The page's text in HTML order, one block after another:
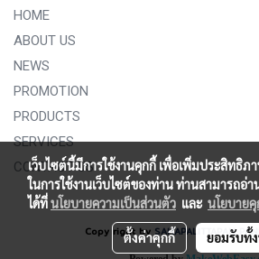
HOME
ABOUT US
NEWS
PROMOTION
PRODUCTS
SERVICES
CONTACT US
Copy right by SAHAPALITTAPAN
เว็บไซต์นี้มีการใช้งานคุกกี้ เพื่อเพิ่มประสิทธิ
ในการใช้งานเว็บไซต์ของท่าน ท่านสามารถอ่า
ได้ที่นโยบายความเป็นส่วนตัว และ นโยบาย
ตั้งค่าคุกกี้ ยอมรับทั้